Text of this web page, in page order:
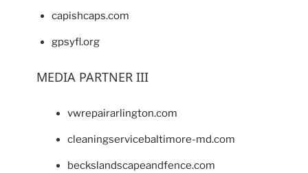
capishcaps.com
gpsyfl.org
MEDIA PARTNER III
vwrepairarlington.com
cleaningservicebaltimore-md.com
beckslandscapeandfence.com